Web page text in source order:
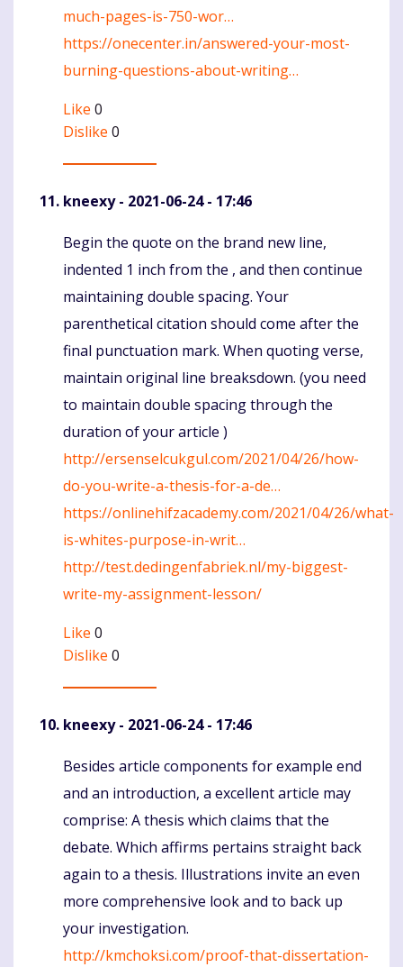
much-pages-is-750-wor…
https://onecenter.in/answered-your-most-
burning-questions-about-writing…
Like 0
Dislike 0
kneexy- 2021-06-24 - 17:46
Komentaras
Begin the quote on the brand new line,
indented 1 inch from the , and then continue
maintaining double spacing. Your
parenthetical citation should come after the
final punctuation mark. When quoting verse,
maintain original line breaksdown. (you need
to maintain double spacing through the
duration of your article )
http://ersenselcukgul.com/2021/04/26/how-
do-you-write-a-thesis-for-a-de…
https://onlinehifzacademy.com/2021/04/26/what-
is-whites-purpose-in-writ…
http://test.dedingenfabriek.nl/my-biggest-
write-my-assignment-lesson/
Like 0
Dislike 0
kneexy- 2021-06-24 - 17:46
Komentaras
Besides article components for example end
and an introduction, a excellent article may
comprise: A thesis which claims that the
debate. Which affirms pertains straight back
again to a thesis. Illustrations invite an even
more comprehensive look and to back up
your investigation.
http://kmchoksi.com/proof-that-dissertation-